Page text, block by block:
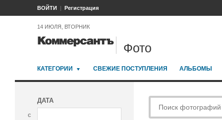
ВОЙТИ Регистрация
14 ИЮЛЯ, ВТОРНИК
Фото
КАТЕГОРИИ СВЕЖИЕ ПОСТУПЛЕНИЯ АЛЬБОМЫ
ДАТА
с